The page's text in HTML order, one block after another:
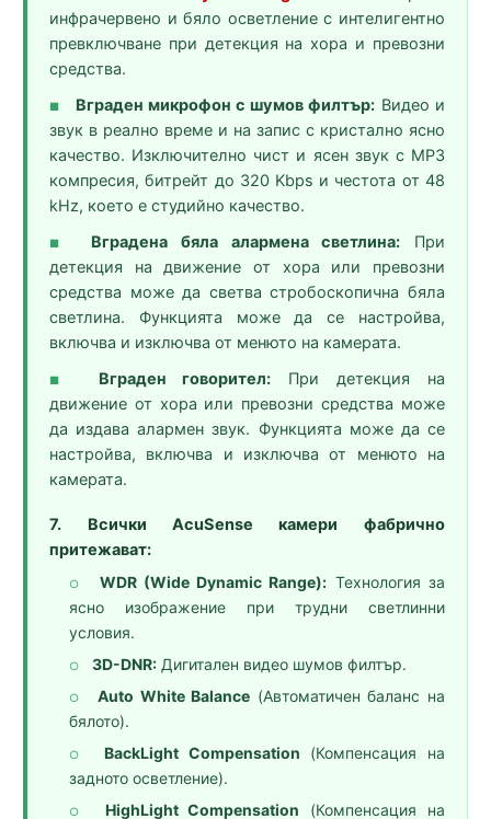
инфрачервено и бяло осветление с интелигентно
превключване при детекция на хора и превозни
средства.
■ Вграден микрофон с шумов филтър: Видео и
звук в реално време и на запис с кристално ясно
качество. Изключително чист и ясен звук с MP3
компресия, битрейт до 320 Kbps и честота от 48
kHz, което е студийно качество.
■ Вградена бяла алармена светлина: При
детекция на движение от хора или превозни
средства може да светва стробоскопична бяла
светлина. Функцията може да се настройва,
включва и изключва от менюто на камерата.
■ Вграден говорител: При детекция на
движение от хора или превозни средства може
да издава алармен звук. Функцията може да се
настройва, включва и изключва от менюто на
камерата.
7. Всички AcuSense камери фабрично
притежават:
○ WDR (Wide Dynamic Range): Технология за
ясно изображение при трудни светлинни
условия.
○ 3D-DNR: Дигитален видео шумов филтър.
○ Auto White Balance (Автоматичен баланс на
бялото).
○ BackLight Compensation (Компенсация на
задното осветление).
○ HighLight Compensation (Компенсация на